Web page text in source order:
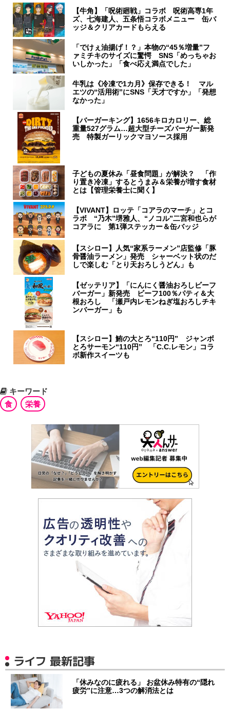
【牛角】「呪術廻戦」コラボ 呪術高専1年
ズ、七海建人、五条悟コラボメニュー 缶バ
ッジ＆クリアカードもらえる
「でけぇ油揚げ！？」本物の“45％増量”フ
ァミチキのサイズに驚愕 SNS「めっちゃお
いしかった」「食べ応え満点でした」
牛乳は《冷凍で1カ月》保存できる！ マル
エツの“活用術”にSNS「天才ですか」「発想
なかった」
【バーガーキング】1656キロカロリー、総
重量527グラム…超大型チーズバーガー新発
売 特製ガーリックマヨソース採用
子どもの夏休み「昼食問題」が解決？ 「作
り置き冷凍」するとうまみ＆栄養が増す食材
とは【管理栄養士に聞く】
【VIVANT】ロッテ「コアラのマーチ」とコ
ラボ “乃木”堺雅人、“ノコル”二宮和也らが
コアラに 第1弾ステッカー＆缶バッジ
【スシロー】人気“家系ラーメン”店監修「豚
骨醤油ラーメン」発売 シャーベット状のだ
しで楽しむ「とり天おろしうどん」も
【ゼッテリア】「にんにく醤油おろしビーフ
バーガー」新発売 ビーフ100％パティ＆大
根おろし 「瀬戸内レモンねぎ塩おろしチキ
ンバーガー」も
【スシロー】鮪の大とろ“110円” ジャンボ
とろサーモン“110円” 「C.C.レモン」コラ
ボ新作スイーツも
キーワード
食
栄養
ライフ 最新記事
「休みなのに疲れる」 お盆休み特有の“隠れ
疲労”に注意…3つの解消法とは